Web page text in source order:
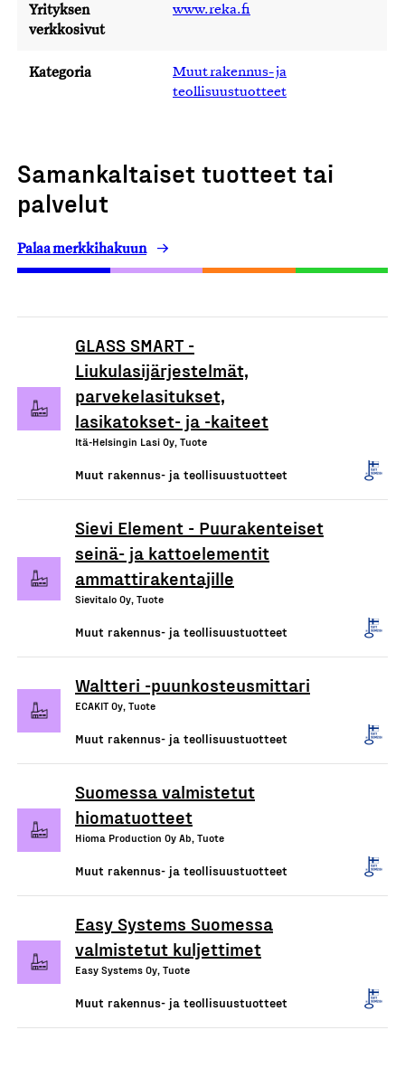
Yrityksen
verkkosivut
www.reka.fi
Kategoria
Muut rakennus- ja
teollisuustuotteet
Samankaltaiset tuotteet tai
palvelut
Palaa merkkihakuun
GLASS SMART -
Liukulasijärjestelmät,
parvekelasitukset,
lasikatokset- ja -kaiteet
Itä-Helsingin Lasi Oy, Tuote
Muut rakennus- ja teollisuustuotteet
Sievi Element - Puurakenteiset
seinä- ja kattoelementit
ammattirakentajille
Sievitalo Oy, Tuote
Muut rakennus- ja teollisuustuotteet
Waltteri -puunkosteusmittari
ECAKIT Oy, Tuote
Muut rakennus- ja teollisuustuotteet
Suomessa valmistetut
hiomatuotteet
Hioma Production Oy Ab, Tuote
Muut rakennus- ja teollisuustuotteet
Easy Systems Suomessa
valmistetut kuljettimet
Easy Systems Oy, Tuote
Muut rakennus- ja teollisuustuotteet